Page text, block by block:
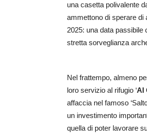
una casetta polivalente
ammettono di sperare di
2025: una data passibile
stretta sorveglianza
Nel frattempo, almeno
loro servizio al rifugio ‘Al
affaccia nel famoso
un investimento
quella di poter lavorare